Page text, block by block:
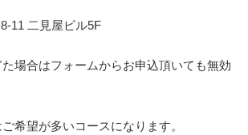
11 二見屋ビル5F
場合はフォームからお申込頂いても無効
希望が多いコースになります。